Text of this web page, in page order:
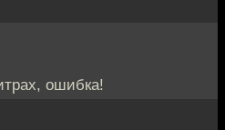
ошибка!